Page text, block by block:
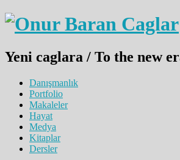
Yeni caglara / To the new
Danışmanlık
Portfolio
Makaleler
Hayat
Medya
Kitaplar
Dersler